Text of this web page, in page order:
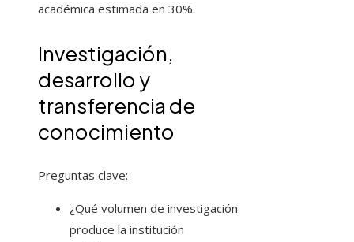
académica estimada en 30%.
Investigación,
desarrollo y
transferencia de
conocimiento
Preguntas clave:
¿Qué volumen de investigación
produce la institución